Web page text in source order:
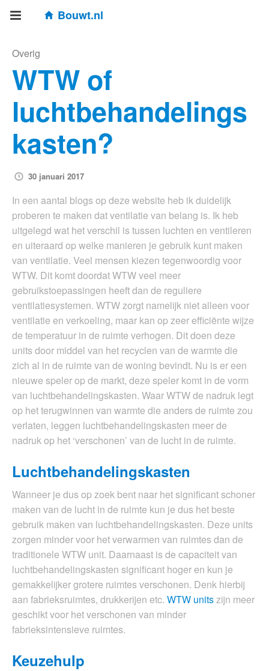
Bouwt.nl
Overig
WTW of
luchtbehandelings
kasten?
30 januari 2017
In een aantal blogs op deze website heb ik duidelijk
proberen te maken dat ventilatie van belang is. Ik heb
uitgelegd wat het verschil is tussen luchten en ventileren
en uiteraard op welke manieren je gebruik kunt maken
van ventilatie. Veel mensen kiezen tegenwoordig voor
WTW. Dit komt doordat WTW veel meer
gebruikstoepassingen heeft dan de reguliere
ventilatiesystemen. WTW zorgt namelijk niet alleen voor
ventilatie en verkoeling, maar kan op zeer efficiënte wijze
de temperatuur in de ruimte verhogen. Dit doen deze
units door middel van het recyclen van de warmte die
zich al in de ruimte van de woning bevindt. Nu is er een
nieuwe speler op de markt, deze speler komt in de vorm
van luchtbehandelingskasten. Waar WTW de nadruk legt
op het terugwinnen van warmte die anders de ruimte zou
verlaten, leggen luchtbehandelingskasten meer de
nadruk op het ‘verschonen’ van de lucht in de ruimte.
Luchtbehandelingskasten
Wanneer je dus op zoek bent naar het significant schoner
maken van de lucht in de ruimte kun je dus het beste
gebruik maken van luchtbehandelingskasten. Deze units
zorgen minder voor het verwarmen van ruimtes dan de
traditionele WTW unit. Daarnaast is de capaciteit van
luchtbehandelingskasten significant hoger en kun je
gemakkelijker grotere ruimtes verschonen. Denk hierbij
aan fabrieksruimtes, drukkerijen etc. WTW unitszijn meer
geschikt voor het verschonen van minder
fabrieksintensieve ruimtes.
Keuzehulp